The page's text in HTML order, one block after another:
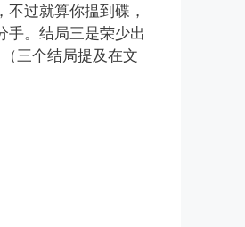
过就算你揾到碟，
手。结局三是荣少出
三个结局提及在文